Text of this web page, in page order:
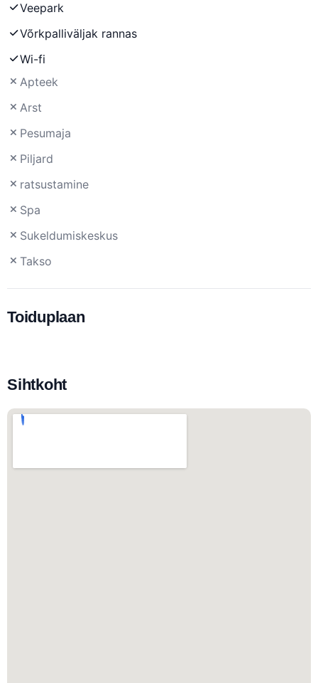
Veepark
Võrkpalliväljak rannas
Wi-fi
Apteek
Arst
Pesumaja
Piljard
ratsustamine
Spa
Sukeldumiskeskus
Takso
Toiduplaan
Sihtkoht